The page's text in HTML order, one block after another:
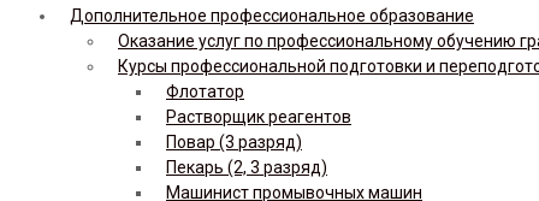
Дополнительное профессиональное образование
Оказание услуг по профессиональному обучению
Курсы профессиональной подготовки и
Флотатор
Растворщик реагентов
Повар (3 разряд)
Пекарь (2, 3 разряд)
Машинист промывочных машин